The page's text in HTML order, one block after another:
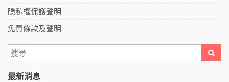
隱私權保護聲明
免責條款及聲明
最新消息